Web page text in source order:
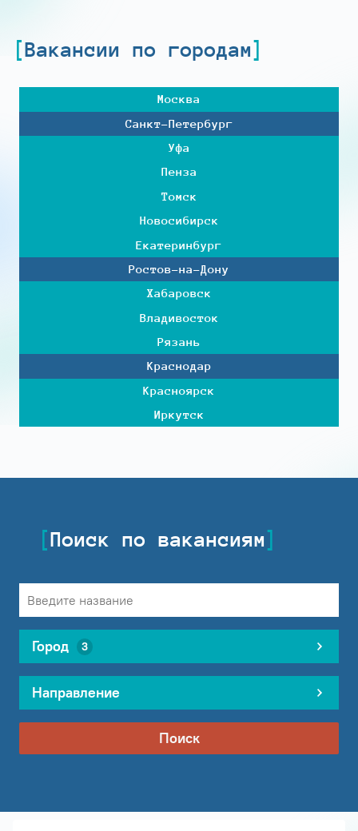
Вакансии по городам
Москва
Санкт-Петербург
Уфа
Пенза
Томск
Новосибирск
Екатеринбург
Ростов-на-Дону
Хабаровск
Владивосток
Рязань
Краснодар
Красноярск
Иркутск
Поиск по вакансиям
Город 3
Направление
Поиск